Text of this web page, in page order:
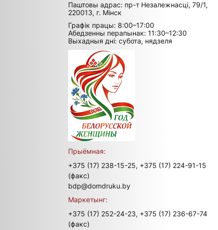
Паштовы адрас: пр-т Незалежнасці, 79/1,
220013, г. Мінск
Графік працы: 8:00–17:00
Абедзенны перапынак: 11:30–12:30
Выхадныя дні: субота, нядзеля
Прыёмная:
+375 (17) 238-15-25, +375 (17) 224-91-15
(факс)
bdp@domdruku.by
Маркетынг:
+375 (17) 252-24-23, +375 (17) 236-67-74
(факс)